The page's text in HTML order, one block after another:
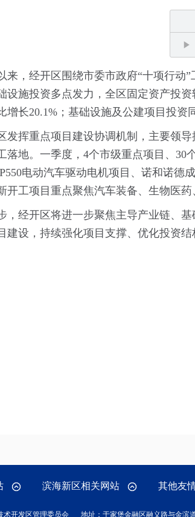
来，经开区围绕市委市政府“十项行动
设施投资多点发力，全区固定资产投
增长20.1%；基础设施及公建项目投资
发挥重点项目建设协调机制，主要领
落地。一季度，4个市级重点项目、30
电动汽车驱动电机项目、诺和诺德
开工项目重点聚焦汽车装备、生物医
，经开区将进一步聚焦主导产业链、
建设，持续强化项目支撑、优化投资
滨海新区相关网站 其他友
术开发区管理委员会 地址：于家堡金融区融义路与金滨